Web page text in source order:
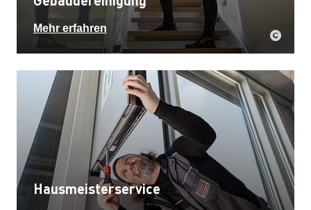
Mehr erfahren
Hausmeisterservice